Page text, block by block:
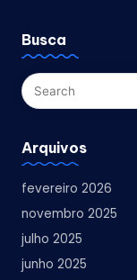
Busca
Arquivos
fevereiro 2026
novembro 2025
julho 2025
junho 2025